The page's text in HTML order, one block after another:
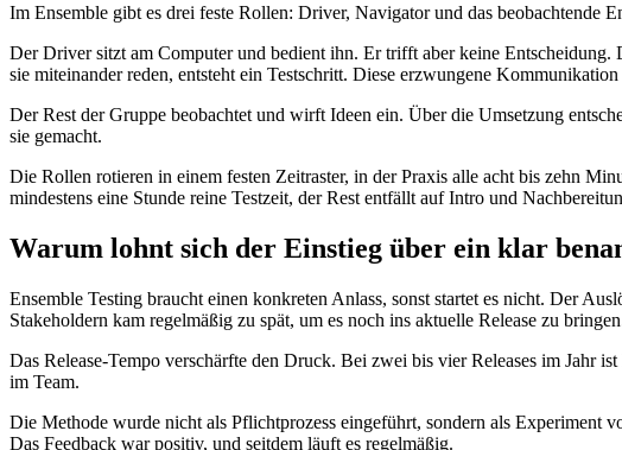
Im Ensemble gibt es drei feste Rollen: Driver, Navigator und das beobachtende
Der Driver sitzt am Computer und bedient ihn. Er trifft aber keine Entscheidung.
sie miteinander reden, entsteht ein Testschritt. Diese erzwungene
Der Rest der Gruppe beobachtet und wirft Ideen ein. Über die Umsetzung
sie gemacht.
Die Rollen rotieren in einem festen Zeitraster, in der Praxis alle acht bis zehn
mindestens eine Stunde reine Testzeit, der Rest entfällt auf Intro und
Warum lohnt sich der Einstieg über ein klar
Ensemble Testing braucht einen konkreten Anlass, sonst startet es nicht. Der
Stakeholdern kam regelmäßig zu spät, um es noch ins aktuelle Release zu
Das Release-Tempo verschärfte den Druck. Bei zwei bis vier Releases im Jahr
im Team.
Die Methode wurde nicht als Pflichtprozess eingeführt, sondern als Experiment
Das Feedback war positiv, und seitdem läuft es regelmäßig.